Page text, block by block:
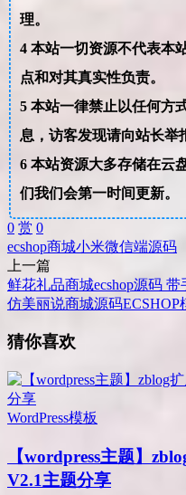
理。
4本站一切资源不代表本
点和对其真实性负责。
5本站一律禁止以任何方
息，访客发现请向站长举
6本站资源大多存储在云
们我们会第一时间更新。
0 赏 0
ecshop商城小米微信端源码
上一篇
鲜花礼品商城ecshop源码
仿美丽说商城源码ECSHOP
猜你喜欢
WordPress模板
【wordpress主题】
V2.1主题分享